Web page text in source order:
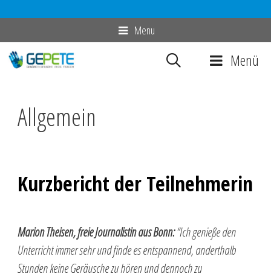
Inhalt
springen
Menu
Menü
Allgemein
Kurzbericht der Teilnehmerin
Marion Theisen, freie Journalistin aus Bonn:“Ich genieße den
Unterricht immer sehr und finde es entspannend, anderthalb
Stunden keine Geräusche zu hören und dennoch zu